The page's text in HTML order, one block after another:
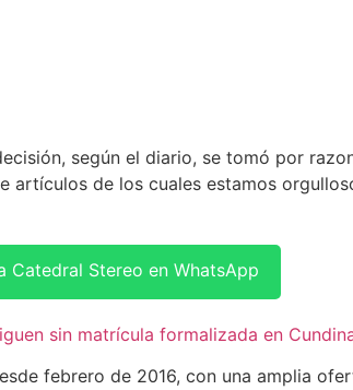
según el diario, se tomó por
de los cuales estamos
Catedral Stereo en WhatsApp
sin matrícula formalizada en
febrero de 2016, con una amplia